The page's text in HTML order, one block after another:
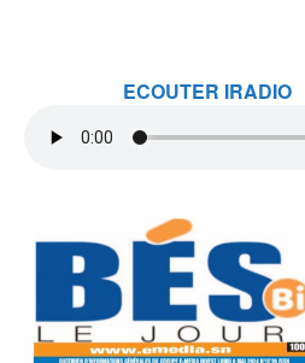
ECOUTER IRADIO